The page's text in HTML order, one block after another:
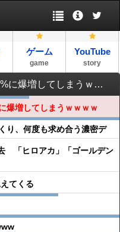
ゲーム
game
YouTube
story
将来の生涯未婚率、1.7%から30%に爆増してしまうｗｗｗｗ
爆増してしまうｗｗｗｗ
り、何度も求め合う濃密デ
「ヒロアカ」「ゴールデン
てくる